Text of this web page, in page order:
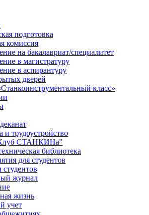
подготовка
комиссия
на бакалавриат/специалитет
в магистратуру
в аспирантуру
дверей
класс»
и трудоустройство
СТАНКИНа"
библиотека
для студентов
журнал
жизнь
учет